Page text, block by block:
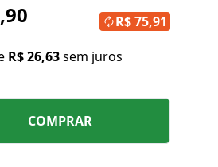
R$ 26,63sem juros
R$ 75,91
COMPRAR